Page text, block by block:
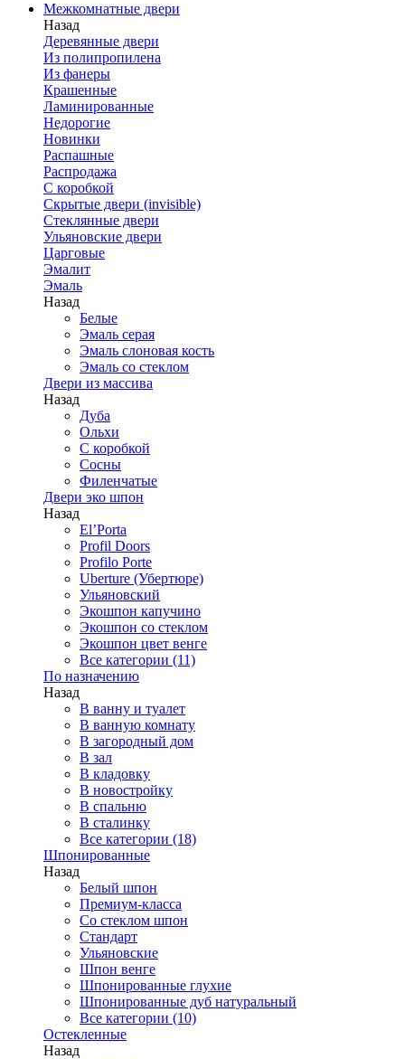
Межкомнатные двери
Назад
Деревянные двери
Из полипропилена
Из фанеры
Крашенные
Ламинированные
Недорогие
Новинки
Распашные
Распродажа
С коробкой
Скрытые двери (invisible)
Стеклянные двери
Ульяновские двери
Царговые
Эмалит
Эмаль
Назад
Белые
Эмаль серая
Эмаль слоновая кость
Эмаль со стеклом
Двери из массива
Назад
Дуба
Ольхи
С коробкой
Сосны
Филенчатые
Двери эко шпон
Назад
El’Porta
Profil Doors
Profilo Porte
Uberture (Убертюре)
Ульяновский
Экошпон капучино
Экошпон со стеклом
Экошпон цвет венге
Все категории (11)
По назначению
Назад
В ванну и туалет
В ванную комнату
В загородный дом
В зал
В кладовку
В новостройку
В спальню
В сталинку
Все категории (18)
Шпонированные
Назад
Белый шпон
Премиум-класса
Со стеклом шпон
Стандарт
Ульяновские
Шпон венге
Шпонированные глухие
Шпонированные дуб натуральный
Все категории (10)
Остекленные
Назад